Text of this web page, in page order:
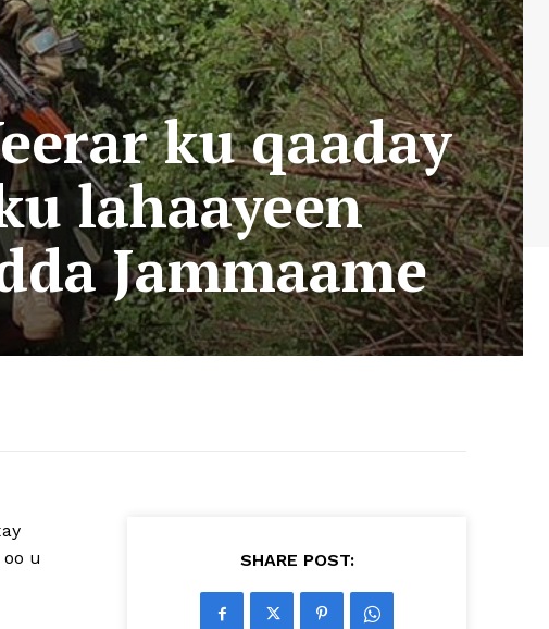
ku qaaday
lahaayeen
Jammaame
u
SHARE POST: